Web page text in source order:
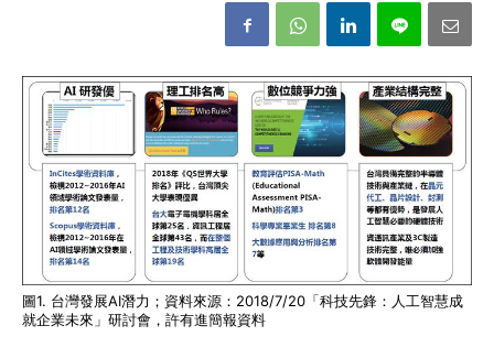
圖1. 台灣發展AI潛力；資料來源：2018/7/20「科技先鋒：人工智慧成
就企業未來」研討會，許有進簡報資料